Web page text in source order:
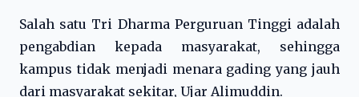
Salah satu Tri Dharma Perguruan Tinggi adalah
pengabdian kepada masyarakat, sehingga
kampus tidak menjadi menara gading yang jauh
dari masyarakat sekitar, Ujar Alimuddin.